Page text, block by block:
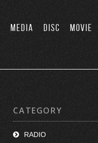
MEDIA DISC MOVIE
CATEGORY
RADIO